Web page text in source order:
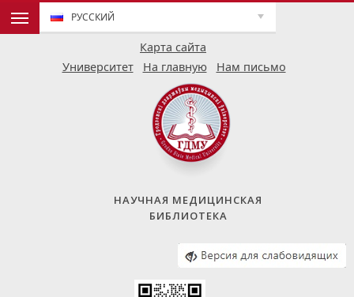
Карта сайта
РУССКИЙ
Университет На главную Нам письмо
НАУЧНАЯ МЕДИЦИНСКАЯ
БИБЛИОТЕКА